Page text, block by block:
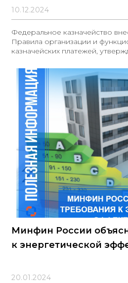
10.12.2024
Федеральное казначейство
Правила организации и
казначейских платежей,
Минфин России
к энергетической
20.01.2024